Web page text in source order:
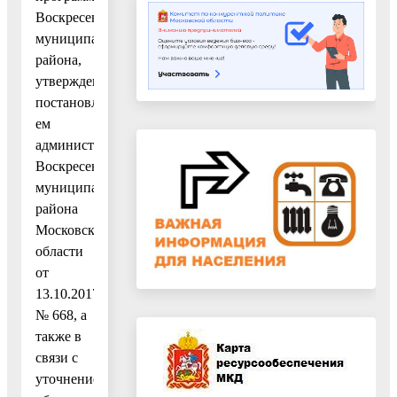
Воскресенского
муниципального
района,
утвержденным
постановлени-
ем
администрации
Воскресенского
муниципального
района
Московской
области
от
13.10.2017
№ 668, а
также в
связи с
уточнением